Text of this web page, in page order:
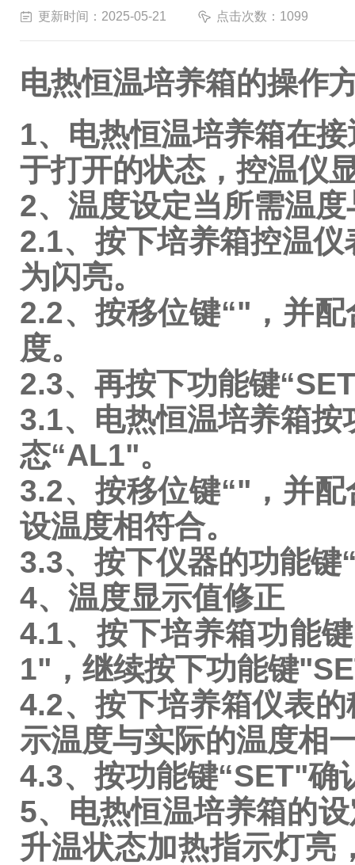
更新时间：2025-05-21 点击次数：1099
电热恒温培养箱的操作
1、电热恒温培养箱在
于打开的状态，控温仪
2、温度设定当所需温
2.1、按下培养箱控温
为闪亮。
2.2、按移位键“"，并
度。
2.3、再按下功能键
3.1、电热恒温培养箱
态“AL1"。
3.2、按移位键“"，并
设温度相符合。
3.3、按下仪器的功能
4、温度显示值修正
4.1、按下培养箱功能
1"，继续按下功能键
4.2、按下培养箱仪表
示温度与实际的温度相
4.3、按功能键“SET"确
5、电热恒温培养箱的
升温状态加热指示灯亮